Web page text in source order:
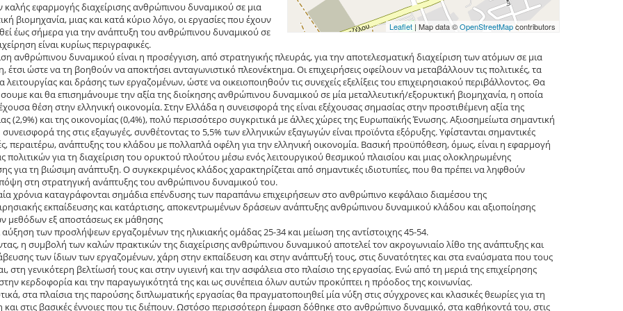
Leaflet| Map data ©OpenStreetMapcontributors
καλής εφαρμογής διαχείρισης ανθρώπινου δυναμικού σε μια
βιομηχανία, μιας και κατά κύριο λόγο, οι εργασίες που έχουν
έως σήμερα για την ανάπτυξη του ανθρώπινου δυναμικού σε
είναι κυρίως περιγραφικές.
ανθρώπινου δυναμικού είναι η προσέγγιση, από στρατηγικής πλευράς, για την αποτελεσματική διαχείριση των ατόμων σε μια
έτσι ώστε να τη βοηθούν να αποκτήσει ανταγωνιστικό πλεονέκτημα. Οι επιχειρήσεις οφείλουν να μεταβάλλουν τις πολιτικές, τα
και δράσης των εργαζομένων, ώστε να οικειοποιηθούν τις συνεχείς εξελίξεις του επιχειρησιακού περιβάλλοντος. Θα
και θα επισημάνουμε την αξία της διοίκησης ανθρώπινου δυναμικού σε μία μεταλλευτική/εξορυκτική βιομηχανία, η οποία
θέση στην ελληνική οικονομία. Στην Ελλάδα η συνεισφορά της είναι εξέχουσας σημασίας στην προστιθέμενη αξία της
(2,9%) και της οικονομίας (0,4%), πολύ περισσότερο συγκριτικά με άλλες χώρες της Ευρωπαϊκής Ένωσης. Αξιοσημείωτα σημαντική
συνεισφορά της στις εξαγωγές, συνθέτοντας το 5,5% των ελληνικών εξαγωγών είναι προϊόντα εξόρυξης. Υφίστανται σημαντικές
περαιτέρω, ανάπτυξης του κλάδου με πολλαπλά οφέλη για την ελληνική οικονομία. Βασική προϋπόθεση, όμως, είναι η εφαρμογή
πολιτικών για τη διαχείριση του ορυκτού πλούτου μέσω ενός λειτουργικού θεσμικού πλαισίου και μιας ολοκληρωμένης
για τη βιώσιμη ανάπτυξη. Ο συγκεκριμένος κλάδος χαρακτηρίζεται από σημαντικές ιδιοτυπίες, που θα πρέπει να ληφθούν
στη στρατηγική ανάπτυξης του ανθρώπινου δυναμικού του.
χρόνια καταγράφονται σημάδια επένδυσης των παραπάνω επιχειρήσεων στο ανθρώπινο κεφάλαιο διαμέσου της
εκπαίδευσης και κατάρτισης, αποκεντρωμένων δράσεων ανάπτυξης ανθρώπινου δυναμικού κλάδου και αξιοποίησης
μεθόδων εξ αποστάσεως εκ μάθησης
των προσλήψεων εργαζομένων της ηλικιακής ομάδας 25-34 και μείωση της αντίστοιχης 45-54.
η συμβολή των καλών πρακτικών της διαχείρισης ανθρώπινου δυναμικού αποτελεί τον ακρογωνιαίο λίθο της ανάπτυξης και
των ίδιων των εργαζομένων, χάρη στην εκπαίδευση και στην ανάπτυξή τους, στις δυνατότητες και στα εναύσματα που τους
στη γενικότερη βελτίωσή τους και στην υγιεινή και την ασφάλεια στο πλαίσιο της εργασίας. Ενώ από τη μεριά της επιχείρησης
στην κερδοφορία και την παραγωγικότητά της και ως συνέπεια όλων αυτών προκύπτει η πρόοδος της κοινωνίας.
στα πλαίσια της παρούσης διπλωματικής εργασίας θα πραγματοποιηθεί μία νύξη στις σύγχρονες και κλασικές θεωρίες για τη
και στις βασικές έννοιες που τις διέπουν. Ωστόσο περισσότερη έμφαση δόθηκε στο ανθρώπινο δυναμικό, στα καθήκοντά του, στις